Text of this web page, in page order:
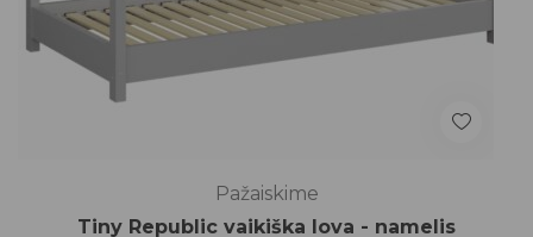
Pažaiskime
Tiny Republic vaikiška lova - namelis